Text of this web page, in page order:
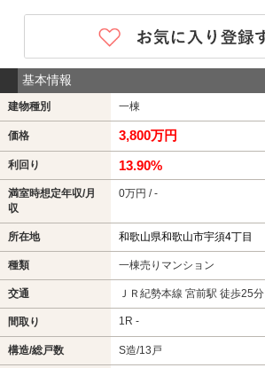
基本情報
建物種別 一棟
価格 3,800万円
利回り 13.90%
満室時想定年収/月
収
0万円 / -
所在地 和歌山県和歌山市宇須4丁目
種類 一棟売りマンション
交通 ＪＲ紀勢本線 宮前駅 徒歩25分
間取り 1R -
構造/総戸数 S造/13戸